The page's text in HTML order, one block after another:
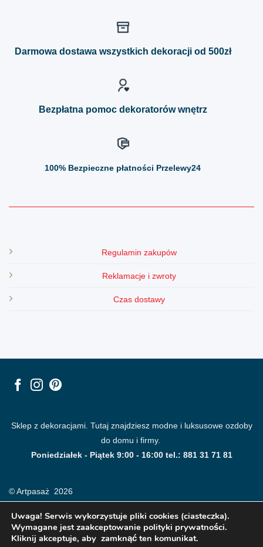
można
Darmowa dostawa wszystkich dekoracji od 500zł
Bezpłatna pomoc dekoratorów wnętrz
100% Bezpieczne płatności Przelewy24
Regulamin zakupów
Reklamacje i zwroty
Czas dostawy
Sklep z dekoracjami. Tutaj znajdziesz modne i luksusowe ozdoby
do domu i firmy.
Poniedziałek - Piątek 9:00 - 16:00 tel.: 881 31 71 81
© Artpasaż 2026
Uwaga! Serwis wykorzystuje pliki cookies (ciasteczka).
Wymagane jest zaakceptowanie polityki prywatności.
Kliknij akceptuje, aby zamknąć ten komunikat.